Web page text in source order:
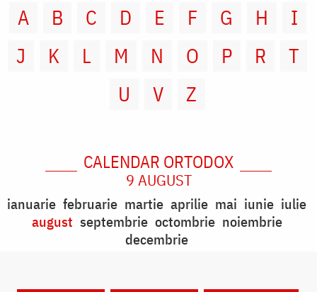
A B C D E F G H
I
J
K L M N O P R
T
U
V Z
CALENDAR ORTODOX
9 AUGUST
ianuarie februarie martie aprilie mai iunie iulie
august septembrie octombrie noiembrie
decembrie